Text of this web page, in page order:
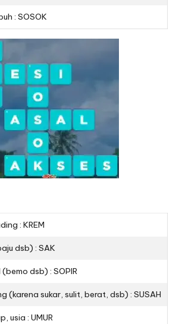
: SOSOK
: KREM
dsb) : SAK
dsb) : SOPIR
(karena sukar, sulit, berat, dsb) : SUSAH
usia : UMUR